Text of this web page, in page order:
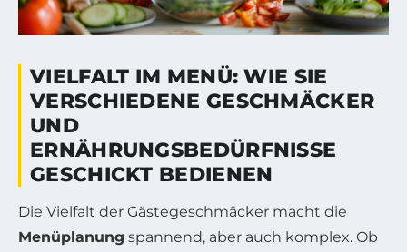
VIELFALT IM MENÜ: WIE SIE
VERSCHIEDENE GESCHMÄCKER
UND
ERNÄHRUNGSBEDÜRFNISSE
GESCHICKT BEDIENEN
Die Vielfalt der Gästegeschmäcker macht die
Menüplanung spannend, aber auch komplex. Ob